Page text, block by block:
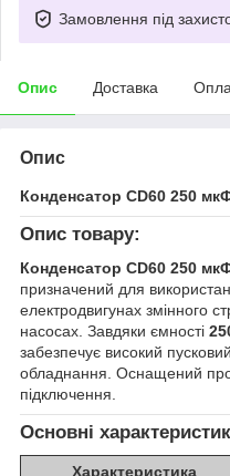
Замовлення під
Опис Доставка
Опис
Конденсатор CD60 250
Опис товару:
Конденсатор CD60 250
призначений для
електродвигунах змінного
насосах. Завдяки ємності
забезпечує високий
обладнання. Оснащений
підключення.
Основні
Характеристика